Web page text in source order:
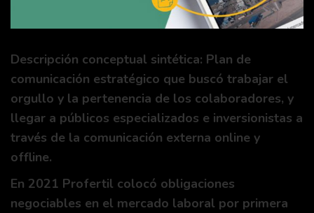
Descripción conceptual sintética: Plan de
comunicación estratégico que buscó trabajar el
orgullo y la pertenencia de los colaboradores, y
llegar a públicos especializados e inversionistas a
través de la comunicación externa online y
offline.
En 2021 Profertil colocó obligaciones
negociables en el mercado laboral por primera